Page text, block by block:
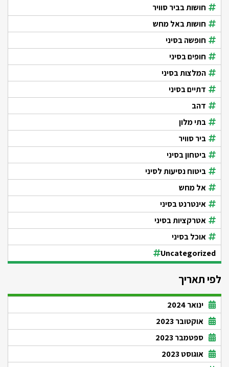
חושות בביר סוויר
חושות באל מחש
חופשה בסיני
חופים בסיני
המלצות בסיני
דתיים בסיני
דהב
בתי מלון
ביר סוויר
ביטחון בסיני
ביטוח נסיעות לסיני
אל מחש
אינטרנט בסיני
אטרקציות בסיני
אוכל בסיני
Uncategorized
לפי תאריך
ינואר 2024
אוקטובר 2023
ספטמבר 2023
אוגוסט 2023